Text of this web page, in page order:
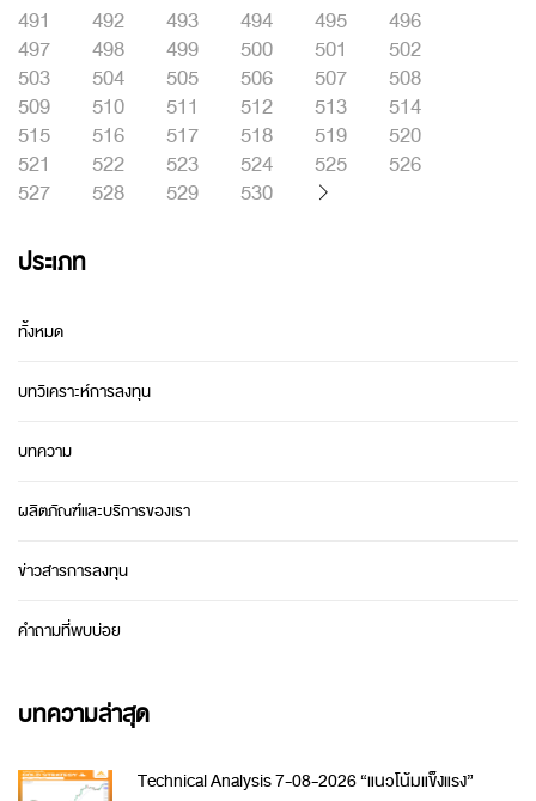
491
492 493 494 495
496
497
498 499 500 501
502
503
504 505 506 507
508
509
510 511 512 513
514
515
516 517 518 519
520
521
522 523 524 525
526
527
528 529 530
ประเภท
ทั้งหมด
บทวิเคราะห์การลงทุน
บทความ
ผลิตภัณฑ์และบริการของเรา
ข่าวสารการลงทุน
คำถามที่พบบ่อย
บทความล่าสุด
Technical Analysis 7-08-2026 “แนวโน้มแข็งแรง”